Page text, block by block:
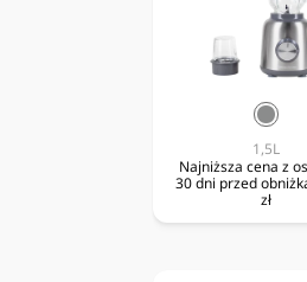
1,5L
Najniższa cena z
30 dni przed
zł